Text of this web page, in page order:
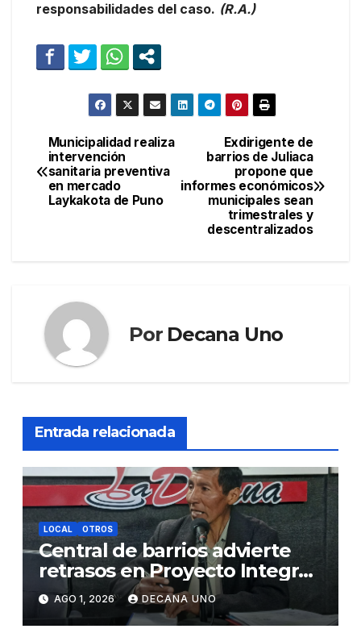
responsabilidades del caso. (R.A.)
Navegación
de
entradas
Exdirigente de
barrios de Juliaca
propone que
informes económicos
municipales sean
trimestrales y
descentralizados
Municipalidad realiza
intervención
sanitaria preventiva
en mercado
Laykakota de Puno
Por Decana Uno
Entrada relacionada
LOCAL OTROS
Central de barrios advierte
retrasos en Proyecto Integral
de Agua y Alcantarillado para
Juliaca
AGO 1, 2026 DECANA UNO